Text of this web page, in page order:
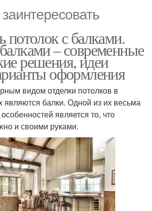
потолок с балками.
– современные
решения, идеи
оформления
видом отделки потолков в
являются балки. Одной из их весьма
является то, что
и своими руками.